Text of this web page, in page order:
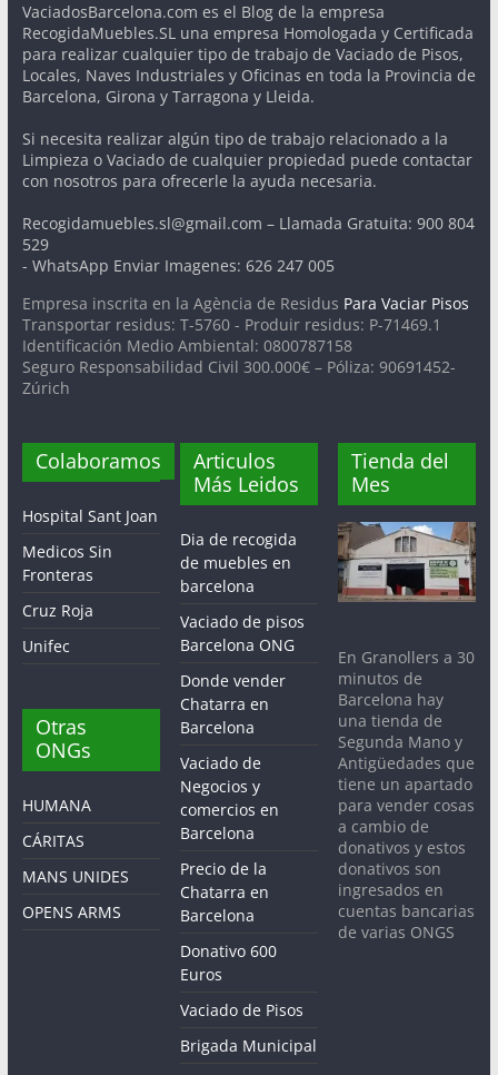
VaciadosBarcelona.com es el Blog de la empresa
RecogidaMuebles.SL una empresa Homologada y Certificada
para realizar cualquier tipo de trabajo de Vaciado de Pisos,
Locales, Naves Industriales y Oficinas en toda la Provincia de
Barcelona, Girona y Tarragona y Lleida.
Si necesita realizar algún tipo de trabajo relacionado a la
Limpieza o Vaciado de cualquier propiedad puede contactar
con nosotros para ofrecerle la ayuda necesaria.
Recogidamuebles.sl@gmail.com – Llamada Gratuita: 900 804
529
- WhatsApp Enviar Imagenes: 626 247 005
Empresa inscrita en la Agència de Residus Para Vaciar Pisos
Transportar residus: T-5760 - Produir residus: P-71469.1
Identificación Medio Ambiental: 0800787158
Seguro Responsabilidad Civil 300.000€ – Póliza: 90691452-
Zúrich
Colaboramos
Hospital Sant Joan
Medicos Sin
Fronteras
Cruz Roja
Unifec
Otras
ONGs
HUMANA
CÁRITAS
MANS UNIDES
OPENS ARMS
Articulos
Más Leidos
Dia de recogida
de muebles en
barcelona
Vaciado de pisos
Barcelona ONG
Donde vender
Chatarra en
Barcelona
Vaciado de
Negocios y
comercios en
Barcelona
Precio de la
Chatarra en
Barcelona
Donativo 600
Euros
Vaciado de Pisos
Brigada Municipal
Tienda del
Mes
En Granollers a 30
minutos de
Barcelona hay
una tienda de
Segunda Mano y
Antigüedades que
tiene un apartado
para vender cosas
a cambio de
donativos y estos
donativos son
ingresados en
cuentas bancarias
de varias ONGS